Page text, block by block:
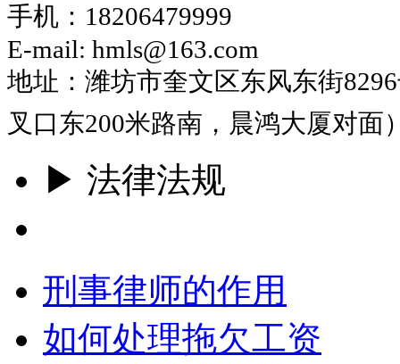
手机：18206479999
E-mail: hmls@163.com
地址：潍坊市奎文区东风东街
叉口东200米路南，晨鸿大厦对面
▶ 法律法规
刑事律师的作用
如何处理拖欠工资